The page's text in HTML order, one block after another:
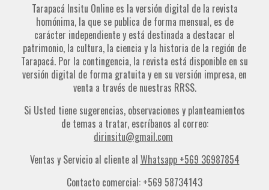
Tarapacá Insitu Online es la versión digital de la revista
homónima, la que se publica de forma mensual, es de
carácter independiente y está destinada a destacar el
patrimonio, la cultura, la ciencia y la historia de la región de
Tarapacá. Por la contingencia, la revista está disponible en su
versión digital de forma gratuita y en su versión impresa, en
venta a través de nuestras RRSS.
Si Usted tiene sugerencias, observaciones y planteamientos
de temas a tratar, escríbanos al correo:
dirinsitu@gmail.com
Ventas y Servicio al cliente al Whatsapp +569 36987854
Contacto comercial: +569 58734143